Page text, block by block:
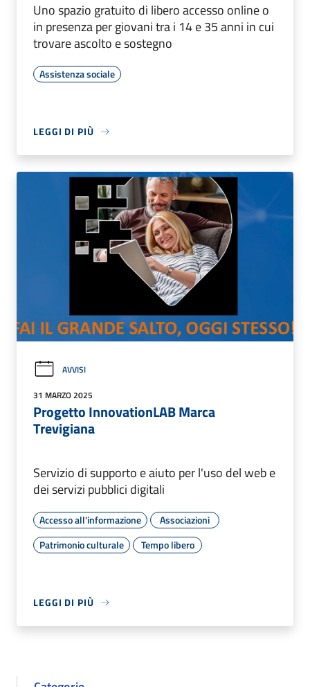
Uno spazio gratuito di libero accesso online o
in presenza per giovani tra i 14 e 35 anni in cui
trovare ascolto e sostegno
Assistenza sociale
LEGGI DI PIÙ
AVVISI
31 MARZO 2025
Progetto InnovationLAB Marca
Trevigiana
Servizio di supporto e aiuto per l'uso del web e
dei servizi pubblici digitali
Accesso all'informazione
Associazioni
Patrimonio culturale
Tempo libero
LEGGI DI PIÙ